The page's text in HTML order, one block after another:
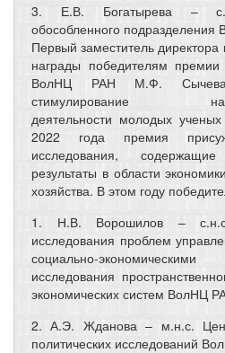
3. Е.В. Богатырева –
обособленного
Первый заместитель
награды победителям
ВолНЦ РАН М.Ф.
стимулирование научно-
деятельности молодых
2022 года премия
исследования,
результаты в области
хозяйства. В этом году
1. Н.В. Ворошилов –
исследования проблем
социально-
исследования
экономических систем ВолНЦ
2. А.Э. Жданова – м.н.с.
политических исследований